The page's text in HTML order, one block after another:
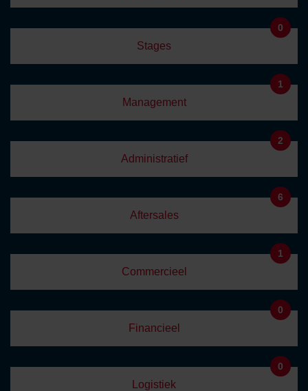
Stages
0
Management
1
Administratief
2
Aftersales
6
Commercieel
1
Financieel
0
Logistiek
0